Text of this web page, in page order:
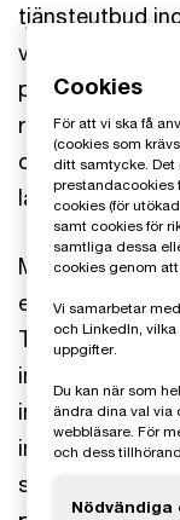
tjänsteutbud
värdeskapande
portföljbolag.
relationer
och kan på ett
lämna holistisk
Med vår breda
erfarenhet
Tax
internationell
internationellt
som liksom vi
Cookies
För att vi ska få
(cookies som
ditt samtycke. Det
prestandacookies
cookies (för
samt cookies för
samtliga dessa
cookies genom
Vi samarbetar
och LinkedIn,
uppgifter.
Du kan när som
ändra dina val via
webbläsare. För
och dess
Nödvändiga